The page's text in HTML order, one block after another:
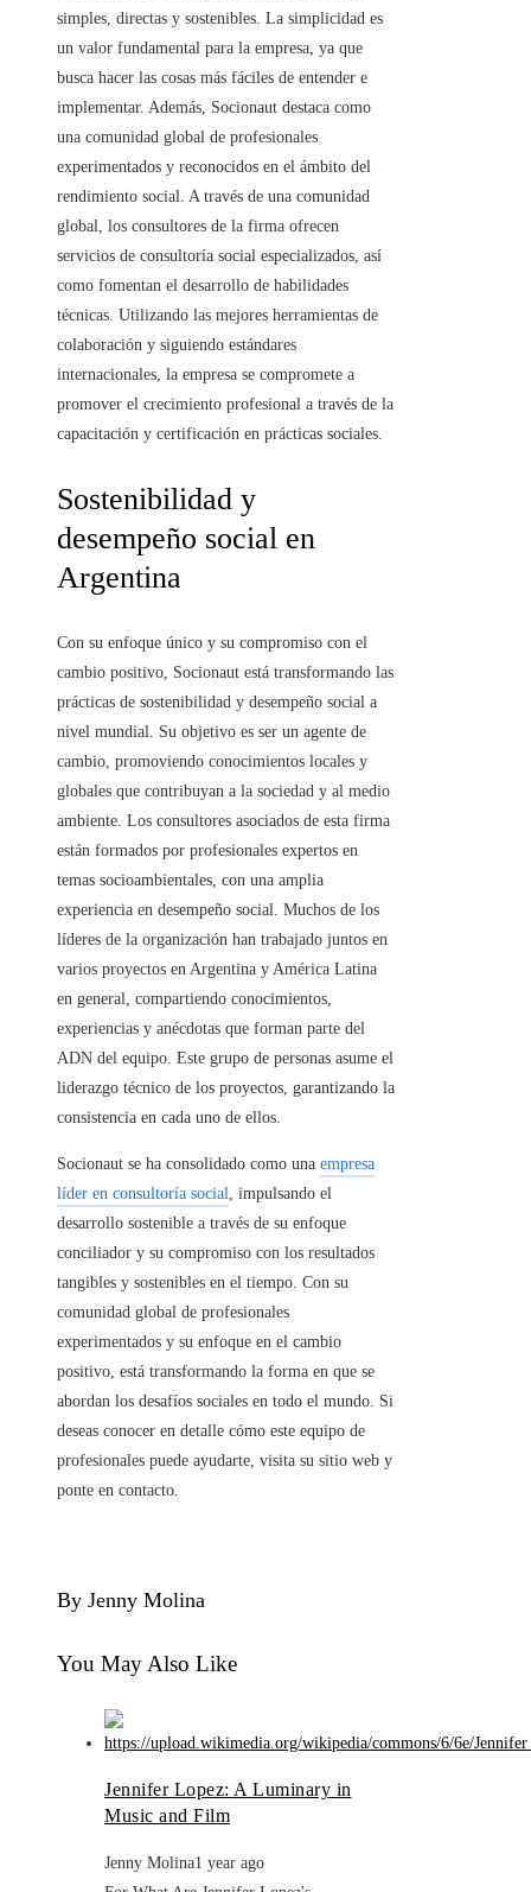
simples, directas y sostenibles. La simplicidad es
un valor fundamental para la empresa, ya que
busca hacer las cosas más fáciles de entender e
implementar. Además, Socionaut destaca como
una comunidad global de profesionales
experimentados y reconocidos en el ámbito del
rendimiento social. A través de una comunidad
global, los consultores de la firma ofrecen
servicios de consultoría social especializados, así
como fomentan el desarrollo de habilidades
técnicas. Utilizando las mejores herramientas de
colaboración y siguiendo estándares
internacionales, la empresa se compromete a
promover el crecimiento profesional a través de la
capacitación y certificación en prácticas sociales.
Sostenibilidad y
desempeño social en
Argentina
Con su enfoque único y su compromiso con el
cambio positivo, Socionaut está transformando las
prácticas de sostenibilidad y desempeño social a
nivel mundial. Su objetivo es ser un agente de
cambio, promoviendo conocimientos locales y
globales que contribuyan a la sociedad y al medio
ambiente. Los consultores asociados de esta firma
están formados por profesionales expertos en
temas socioambientales, con una amplia
experiencia en desempeño social. Muchos de los
líderes de la organización han trabajado juntos en
varios proyectos en Argentina y América Latina
en general, compartiendo conocimientos,
experiencias y anécdotas que forman parte del
ADN del equipo. Este grupo de personas asume el
liderazgo técnico de los proyectos, garantizando la
consistencia en cada uno de ellos.
Socionaut se ha consolidado como una empresa
líder en consultoría social, impulsando el
desarrollo sostenible a través de su enfoque
conciliador y su compromiso con los resultados
tangibles y sostenibles en el tiempo. Con su
comunidad global de profesionales
experimentados y su enfoque en el cambio
positivo, está transformando la forma en que se
abordan los desafíos sociales en todo el mundo. Si
deseas conocer en detalle cómo este equipo de
profesionales puede ayudarte, visita su sitio web y
ponte en contacto.
By Jenny Molina
You May Also Like
Jennifer Lopez: A Luminary in
Music and Film
Jenny Molina1 year ago